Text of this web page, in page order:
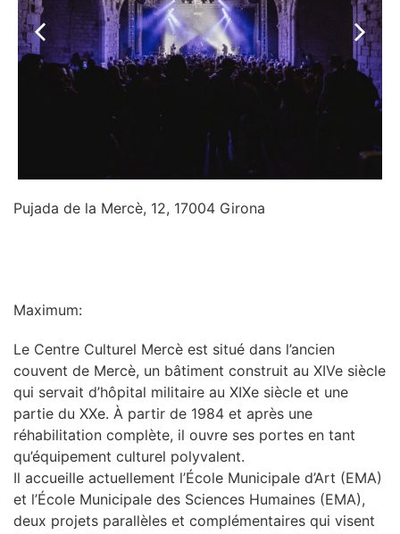
Pujada de la Mercè, 12, 17004 Girona
Maximum:
Le Centre Culturel Mercè est situé dans l’ancien
couvent de Mercè, un bâtiment construit au XIVe siècle
qui servait d’hôpital militaire au XIXe siècle et une
partie du XXe. À partir de 1984 et après une
réhabilitation complète, il ouvre ses portes en tant
qu’équipement culturel polyvalent.
Il accueille actuellement l’École Municipale d’Art (EMA)
et l’École Municipale des Sciences Humaines (EMA),
deux projets parallèles et complémentaires qui visent